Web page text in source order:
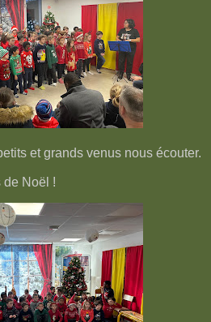
et grands venus nous écouter.
de Noël !